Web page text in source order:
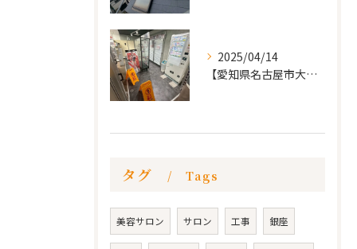
2025/04/14
【愛知県名古屋市大須 カードショップ屋のリノベーション
タグ Tags
美容サロン サロン 工事 銀座